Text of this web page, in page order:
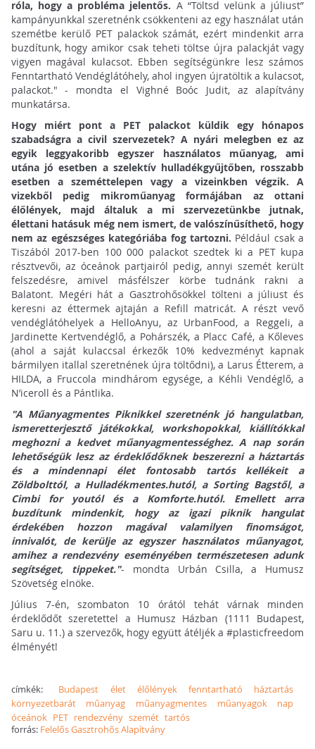
róla, hogy a probléma jelentős. A “Töltsd velünk a júliust”
kampányunkkal szeretnénk csökkenteni az egy használat után
szemétbe kerülő PET palackok számát, ezért mindenkit arra
buzdítunk, hogy amikor csak teheti töltse újra palackját vagy
vigyen magával kulacsot. Ebben segítségünkre lesz számos
Fenntartható Vendéglátóhely, ahol ingyen újratöltik a kulacsot,
palackot." - mondta el Vighné Boóc Judit, az alapítvány
munkatársa.
Hogy miért pont a PET palackot küldik egy hónapos
szabadságra a civil szervezetek? A nyári melegben ez az
egyik leggyakoribb egyszer használatos műanyag, ami
utána jó esetben a szelektív hulladékgyűjtőben, rosszabb
esetben a szeméttelepen vagy a vizeinkben végzik. A
vizekből pedig mikroműanyag formájában az ottani
élőlények, majd általuk a mi szervezetünkbe jutnak,
élettani hatásuk még nem ismert, de valószínűsíthető, hogy
nem az egészséges kategóriába fog tartozni. Például csak a
Tiszából 2017-ben 100 000 palackot szedtek ki a PET kupa
résztvevői, az óceánok partjairól pedig, annyi szemét került
felszedésre, amivel másfélszer körbe tudnánk rakni a
Balatont. Megéri hát a Gasztrohősökkel tölteni a júliust és
keresni az éttermek ajtaján a Refill matricát. A részt vevő
vendéglátóhelyek a HelloAnyu, az UrbanFood, a Reggeli, a
Jardinette Kertvendéglő, a Pohárszék, a Placc Café, a Kőleves
(ahol a saját kulaccsal érkezők 10% kedvezményt kapnak
bármilyen itallal szeretnének újra töltődni), a Larus Étterem, a
HILDA, a Fruccola mindhárom egysége, a Kéhli Vendéglő, a
N’iceroll és a Pántlika.
"A Műanyagmentes Piknikkel szeretnénk jó hangulatban,
ismeretterjesztő játékokkal, workshopokkal, kiállítókkal
meghozni a kedvet műanyagmentességhez. A nap során
lehetőségük lesz az érdeklődőknek beszerezni a háztartás
és a mindennapi élet fontosabb tartós kellékeit a
Zöldbolttól, a Hulladékmentes.hutól, a Sorting Bagstől, a
Cimbi for youtól és a Komforte.hutól. Emellett arra
buzdítunk mindenkit, hogy az igazi piknik hangulat
érdekében hozzon magával valamilyen finomságot,
innivalót, de kerülje az egyszer használatos műanyagot,
amihez a rendezvény eseményében természetesen adunk
segítséget, tippeket."- mondta Urbán Csilla, a Humusz
Szövetség elnöke.
Július 7-én, szombaton 10 órától tehát várnak minden
érdeklődőt szeretettel a Humusz Házban (1111 Budapest,
Saru u. 11.) a szervezők, hogy együtt átéljék a #plasticfreedom
élményét!
címkék: Budapest élet élőlények fenntartható
háztartás
környezetbarát
műanyag műanyagmentes műanyagok
nap
óceánok PET rendezvény szemét tartós
forrás: Felelős Gasztrohős Alapítvány